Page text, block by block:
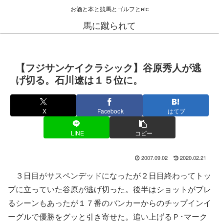
お酒と本と競馬とゴルフとetc
馬に蹴られて
【フジサンケイクラシック】谷原秀人が逃
げ切る。石川遼は１５位に。
X Facebook はてブ
LINE コピー
2007.09.02 2020.02.21
３日目がサスペンデッドになったが２日目終わってトッ
プに立っていた谷原が逃げ切った。後半はショットがブレ
るシーンもあったが１７番のバンカーからのチップインイ
ーグルで優勝をグッと引き寄せた。追い上げるＰ･マーク